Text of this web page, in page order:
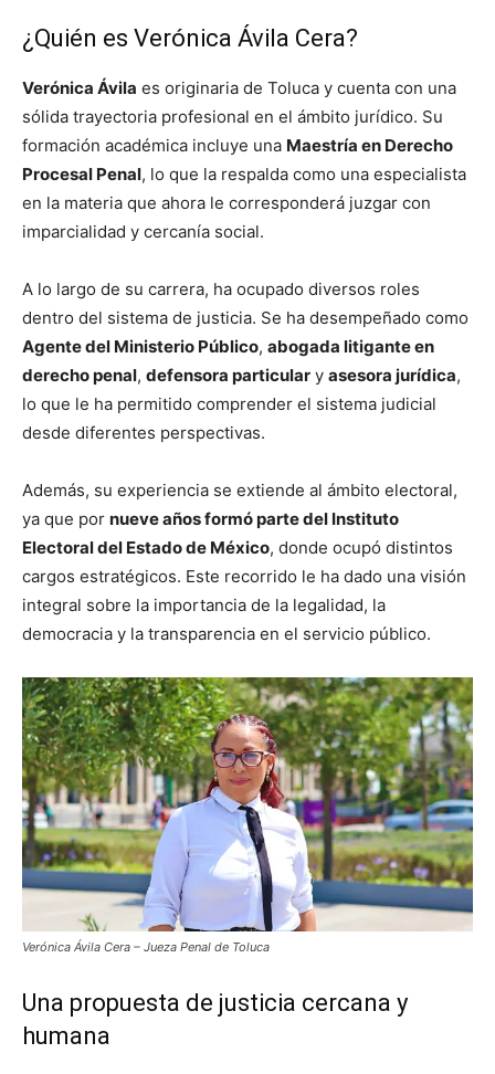
¿Quién es Verónica Ávila Cera?
Verónica Ávila es originaria de Toluca y cuenta con una
sólida trayectoria profesional en el ámbito jurídico. Su
formación académica incluye una Maestría en Derecho
Procesal Penal, lo que la respalda como una especialista
en la materia que ahora le corresponderá juzgar con
imparcialidad y cercanía social.
A lo largo de su carrera, ha ocupado diversos roles
dentro del sistema de justicia. Se ha desempeñado como
Agente del Ministerio Público, abogada litigante en
derecho penal, defensora particular y asesora jurídica,
lo que le ha permitido comprender el sistema judicial
desde diferentes perspectivas.
Además, su experiencia se extiende al ámbito electoral,
ya que por nueve años formó parte del Instituto
Electoral del Estado de México, donde ocupó distintos
cargos estratégicos. Este recorrido le ha dado una visión
integral sobre la importancia de la legalidad, la
democracia y la transparencia en el servicio público.
Verónica Ávila Cera – Jueza Penal de Toluca
Una propuesta de justicia cercana y
humana